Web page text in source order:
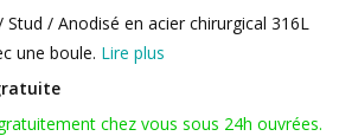
/ Anodisé en acier chirurgical 316L
une boule. Lire plus
chez vous sous 24h ouvrées.